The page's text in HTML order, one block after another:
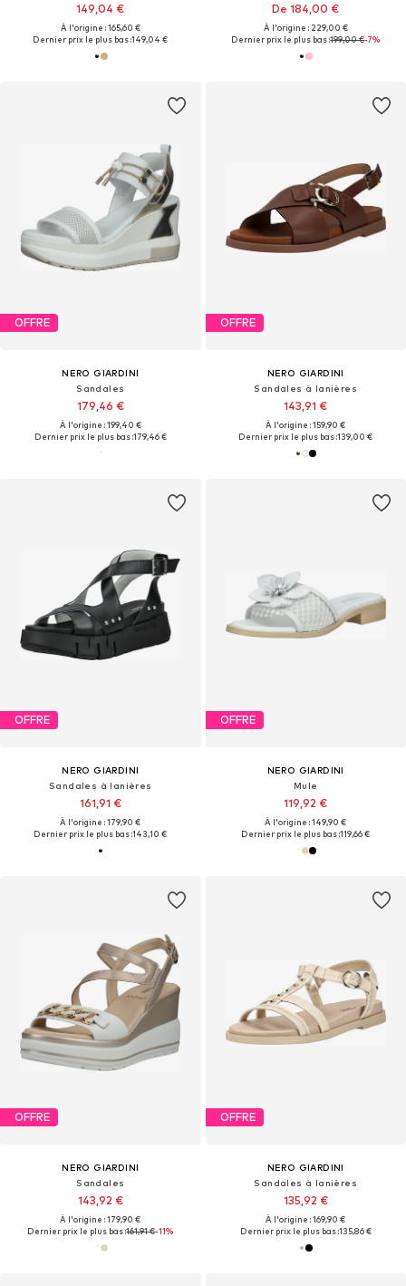
149,04 €
À l'origine : 165,60 €
Dernier prix le plus bas :149,04 €
De 184,00 €
À l'origine : 229,00 €
Dernier prix le plus bas :199,00 €-7%
OFFRE
NERO GIARDINI
Sandales
179,46 €
À l'origine : 199,40 €
Dernier prix le plus bas :179,46 €
OFFRE
NERO GIARDINI
Sandales à lanières
143,91 €
À l'origine : 159,90 €
Dernier prix le plus bas :139,00 €
OFFRE
NERO GIARDINI
Sandales à lanières
161,91 €
À l'origine : 179,90 €
Dernier prix le plus bas :143,10 €
OFFRE
NERO GIARDINI
Mule
119,92 €
À l'origine : 149,90 €
Dernier prix le plus bas :119,66 €
OFFRE
NERO GIARDINI
Sandales
143,92 €
À l'origine : 179,90 €
Dernier prix le plus bas :161,91 €-11%
OFFRE
NERO GIARDINI
Sandales à lanières
135,92 €
À l'origine : 169,90 €
Dernier prix le plus bas :135,86 €